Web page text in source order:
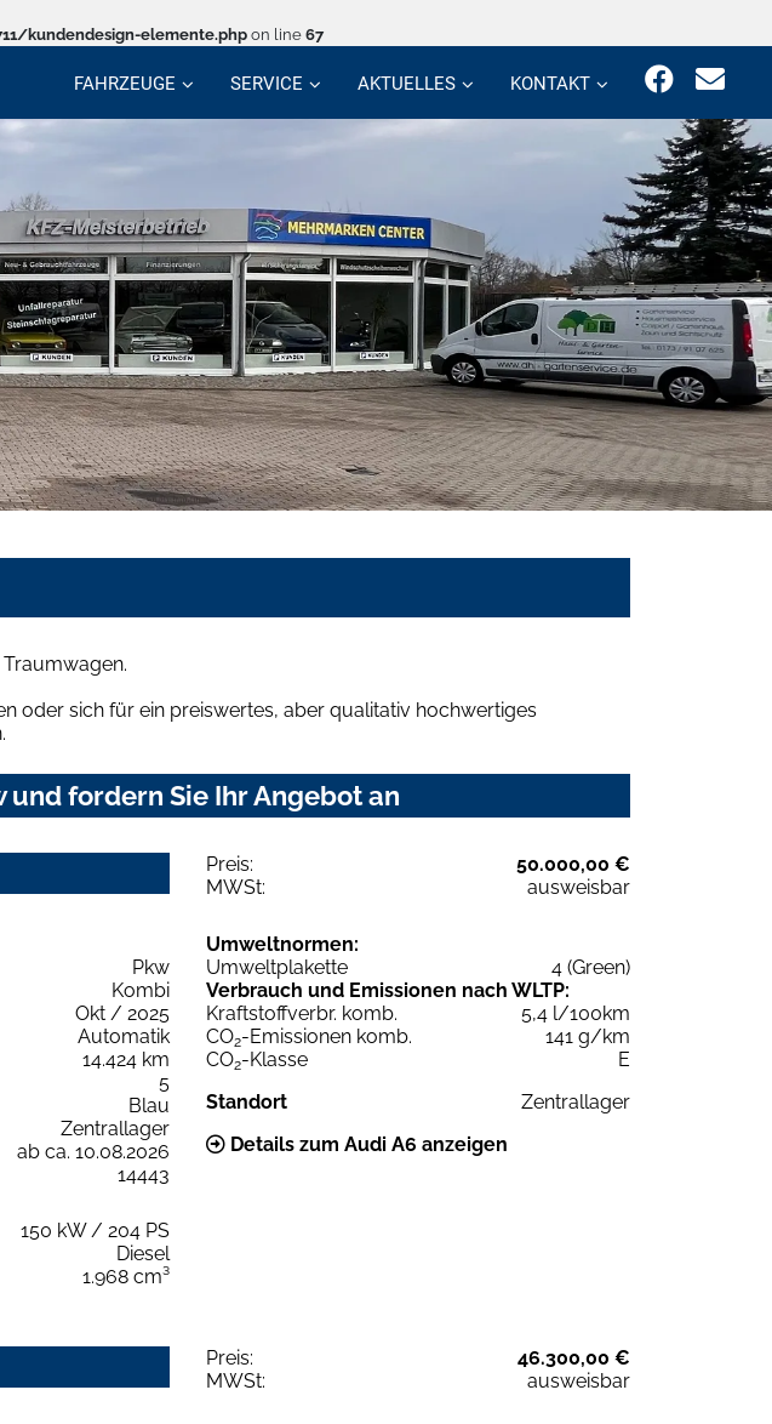
kundendesign-elemente.php on line 67
FAHRZEUGE SERVICE AKTUELLES KONTAKT
oder sich für ein preiswertes, aber qualitativ hochwertiges
fordern Sie Ihr Angebot an
Preis:
50.000,00 €
MWSt:
ausweisbar
Pkw
Kombi
Okt / 2025
Automatik
14.424 km
5
Blau
Zentrallager
ab ca. 10.08.2026
14443
150 kW / 204 PS
Diesel
1.968 cm³
Umweltnormen:
Umweltplakette
4 (Green)
Verbrauch und Emissionen nach WLTP:
Kraftstoffverbr. komb.
5,4 l/100km
CO2-Emissionen komb.
141 g/km
CO2-Klasse
E
Standort
Zentrallager
Details zum Audi A6 anzeigen
Preis:
46.300,00 €
MWSt:
ausweisbar